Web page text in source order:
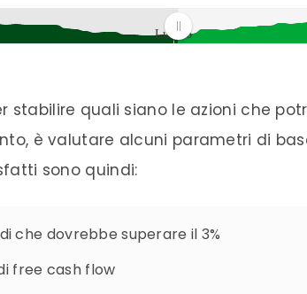
Lug 26
stabilire quali siano le azioni che
è valutare alcuni parametri di
sono quindi:
che dovrebbe superare il 3%
free cash flow